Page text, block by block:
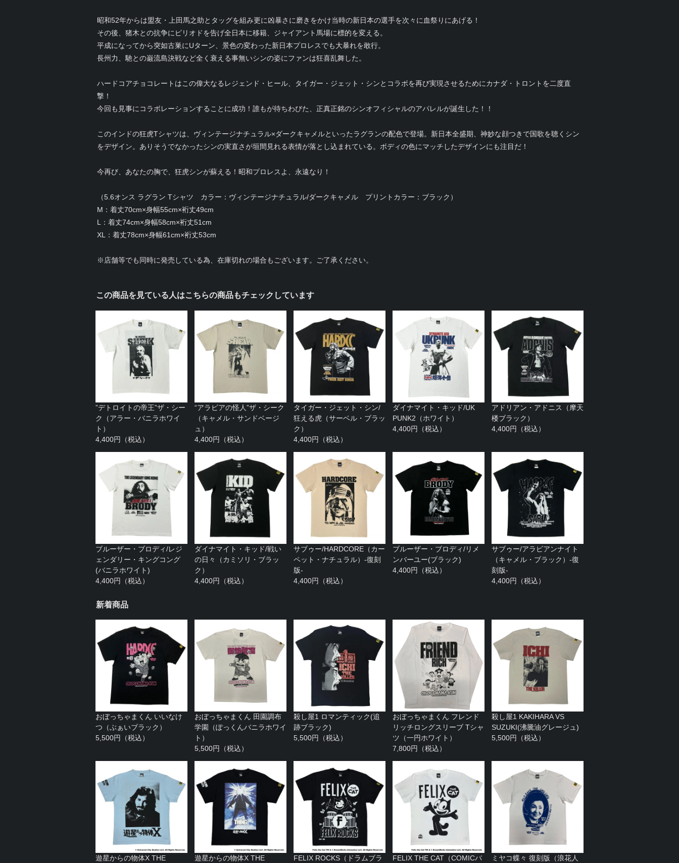
昭和52年からは盟友・上田馬之助とタッグを組み更に凶暴さに磨きをかけ当時の新日本の選手を次々に血祭りにあげる！
その後、猪木との抗争にピリオドを告げ全日本に移籍、ジャイアント馬場に標的を変える。
平成になってから突如古巣にUターン、景色の変わった新日本プロレスでも大暴れを敢行。
長州力、馳との巌流島決戦など全く衰える事無いシンの姿にファンは狂喜乱舞した。
ハードコアチョコレートはこの偉大なるレジェンド・ヒール、タイガー・ジェット・シンとコラボを再び実現させるためにカナダ・トロントを二度直
撃！
今回も見事にコラボレーションすることに成功！誰もが待ちわびた、正真正銘のシンオフィシャルのアパレルが誕生した！！
このインドの狂虎Tシャツは、ヴィンテージナチュラル×ダークキャメルといったラグランの配色で登場。新日本全盛期、神妙な顔つきで国歌を聴くシン
をデザイン。ありそうでなかったシンの実直さが垣間見れる表情が落とし込まれている。ボディの色にマッチしたデザインにも注目だ！
今再び、あなたの胸で、狂虎シンが蘇える！昭和プロレスよ、永遠なり！
（5.6オンス ラグラン Tシャツ カラー：ヴィンテージナチュラル/ダークキャメル プリントカラー：ブラック）
M：着丈70cm×身幅55cm×裄丈49cm
L：着丈74cm×身幅58cm×裄丈51cm
XL：着丈78cm×身幅61cm×裄丈53cm
※店舗等でも同時に発売している為、在庫切れの場合もございます。ご了承ください。
この商品を見ている人はこちらの商品もチェックしています
”デトロイトの帝王”ザ・シー
ク（アラー・バニラホワイ
ト）
4,400円（税込）
“アラビアの怪人”ザ・シーク
（キャメル・サンドベージ
ュ）
4,400円（税込）
タイガー・ジェット・シン/
狂える虎（サーベル・ブラッ
ク）
4,400円（税込）
ダイナマイト・キッド/UK
PUNK2（ホワイト）
4,400円（税込）
アドリアン・アドニス（摩天
楼ブラック）
4,400円（税込）
ブルーザー・ブロディ/レジ
ェンダリー・キングコング
(バニラホワイト)
4,400円（税込）
ダイナマイト・キッド/戦い
の日々（カミソリ・ブラッ
ク）
4,400円（税込）
サブゥー/HARDCORE（カー
ペット・ナチュラル）-復刻
版-
4,400円（税込）
ブルーザー・ブロディ/リメ
ンバーユー(ブラック)
4,400円（税込）
サブゥー/アラビアンナイト
（キャメル・ブラック）-復
刻版-
4,400円（税込）
新着商品
おぼっちゃまくん いいなけ
つ（ぶぁいブラック）
5,500円（税込）
おぼっちゃまくん 田園調布
学園（ぽっくんバニラホワイ
ト）
5,500円（税込）
殺し屋1 ロマンティック(追
跡ブラック)
5,500円（税込）
おぼっちゃまくん フレンド
リッチロングスリーブ Tシャ
ツ（一円ホワイト）
7,800円（税込）
殺し屋1 KAKIHARA VS
SUZUKI(沸騰油グレージュ)
5,500円（税込）
遊星からの物体X THE 遊星からの物体X THE FELIX ROCKS（ドラムブラ FELIX THE CAT（COMICバ ミヤコ蝶々 復刻版（浪花人